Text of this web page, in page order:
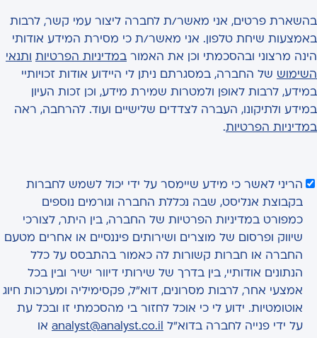
בהשארת פרטים, אני מאשר/ת לחברה ליצור עמי קשר, לרבות
באמצעות שיחת טלפון. אני מאשר/ת כי מסירת המידע אודותי
הינה מרצוני ובהסכמתי וכן את האמור במדיניות הפרטיות ותנאי
השימוש של החברה, במסגרתם ניתן לי היידוע אודות זכויותיי
במידע, לרבות לאופן ולמטרות שמירת מידע, וכן זכות העיון
במידע ולתיקונו, העברה לצדדים שלישיים ועוד. להרחבה, ראה
במדיניות הפרטיות.
הריני לאשר כי מידע שיימסר על ידי יכול לשמש לחברות
בקבוצת אנליסט, שבה נכללת החברה וגורמים נוספים
כמפורט במדיניות הפרטיות של החברה, בין היתר, לצורכי
שיווק ופרסום של מוצרים ושירותים פיננסיים או אחרים מטעם
החברה או חברות קשורות לה כאמור בהתבסס על כלל
הנתונים אודותיי, בין בדרך של שירותי דיוור ישיר ובין בכל
אמצעי אחר, לרבות מסרונים, דוא"ל, פקסימיליה ומערכות חיוג
אוטומטיות. ידוע לי כי אוכל לחזור בי מהסכמתי זו ובכל עת
על ידי פנייה לחברה בדוא"ל analyst@analyst.co.il או